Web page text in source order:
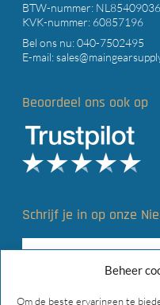
Beheer
Om de beste ervaringen te
BTW-nummer:
KVK-nummer: 60857196
Bel ons nu:040-7502495
E-mail:
Beoordeel ons ook op
Schrijf je in op onze